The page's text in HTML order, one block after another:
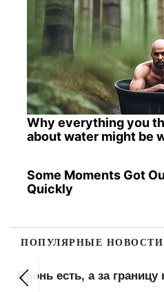
Why everything you
about water might be
Some Moments Got
Quickly
ПОПУЛЯРНЫЕ НОВОСТИ
Бронь есть, а за границу